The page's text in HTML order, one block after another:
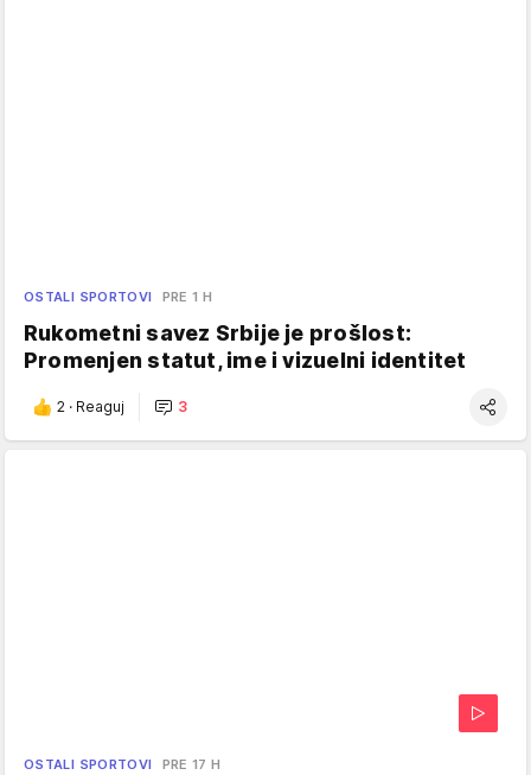
OSTALI SPORTOVI PRE 1 H
Rukometni savez Srbije je prošlost:
Promenjen statut, ime i vizuelni identitet
2 · Reaguj 3
OSTALI SPORTOVI PRE 17 H